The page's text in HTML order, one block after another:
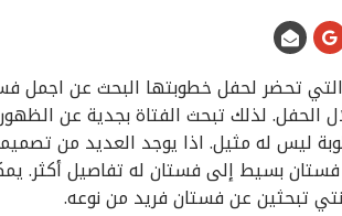
التي تحضر لحفل خطوبتها البحث عن
الحفل. لذلك تبحث الفتاة بجدية عن
ليس له مثيل. اذا يوجد العديد من
فستان بسيط إلى فستان له تفاصيل
تبحثين عن فستان فريد من نوعه.